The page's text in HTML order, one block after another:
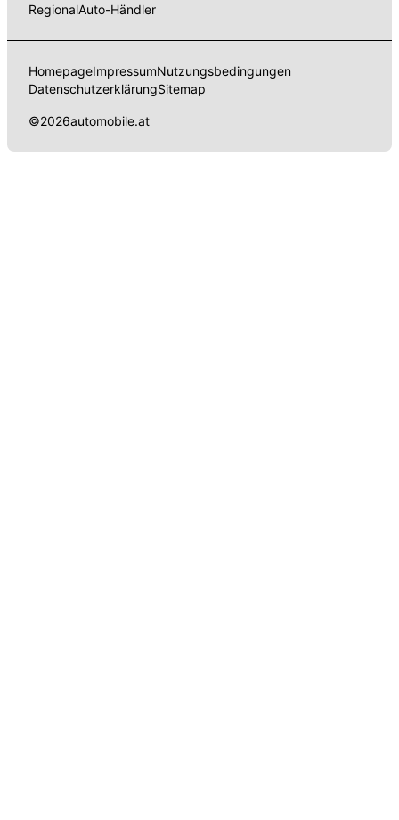
RegionalAuto-Händler
HomepageImpressumNutzungsbedingungen
DatenschutzerklärungSitemap
©2026automobile.at